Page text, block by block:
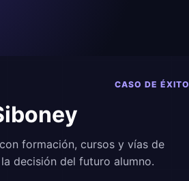
CASO DE ÉXITO
formación, cursos y vías de
decisión del futuro alumno.